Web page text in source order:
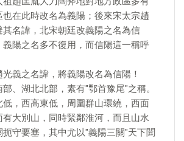
在此時改名為義陽；後來宋太宗趙
名諱，北宋朝廷改義陽之名為信
義陽之名多不復用，而信陽這一稱呼
義之名諱，將義陽改名為信陽！
、湖北北部，素有"鄂首豫尾"之稱。
，西高東低，周圍群山環繞，西面
大別山，同時緊鄰淮河，而且山水
守要塞，其中尤以"義陽三關"天下聞